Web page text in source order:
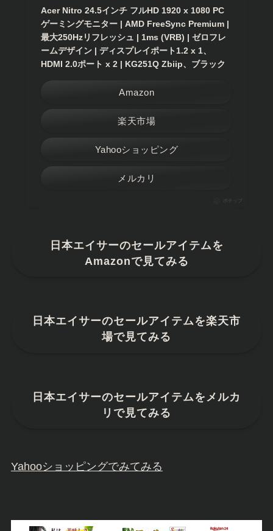
Acer Nitro 24.5インチ フルHD 1920 x 1080 PC
ゲーミングモニター | AMD FreeSync Premium |
最大250Hzリフレッシュ | 1ms (VRB) | ゼロフレ
ームデザイン | ディスプレイポート1.2 x 1、
HDMI 2.0ポート x 2 | KG251Q Zbiip、ブラック
Amazon
楽天市場
Yahooショッピング
メルカリ
ポチップ
日本エイサーのセールアイテムを
Amazonで見てみる
日本エイサーのセールアイテムを楽天市
場で見てみる
日本エイサーのセールアイテムをメルカ
リで見てみる
Yahooショッピングでみてみる